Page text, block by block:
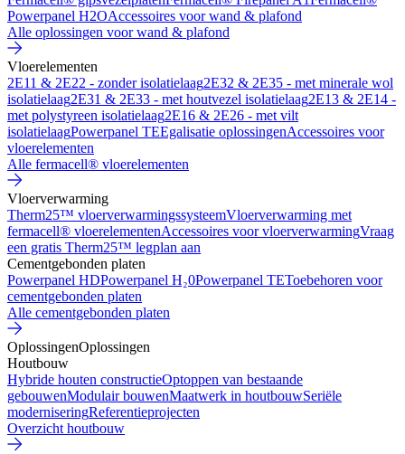
Powerpanel H2OAccessoires voor wand & plafond
Alle oplossingen voor wand & plafond
Vloerelementen
2E11 & 2E22 - zonder isolatielaag2E32 & 2E35 - met minerale wol
isolatielaag2E31 & 2E33 - met houtvezel isolatielaag2E13 & 2E14 -
met polystyreen isolatielaag2E16 & 2E26 - met vilt
isolatielaagPowerpanel TEEgalisatie oplossingenAccessoires voor
vloerelementen
Alle fermacell® vloerelementen
Vloerverwarming
Therm25™ vloerverwarmingssysteemVloerverwarming met
fermacell® vloerelementenAccessoires voor vloerverwarmingVraag
een gratis Therm25™ legplan aan
Cementgebonden platen
Powerpanel HDPowerpanel H₂0Powerpanel TEToebehoren voor
cementgebonden platen
Alle cementgebonden platen
OplossingenOplossingen
Houtbouw
Hybride houten constructieOptoppen van bestaande
gebouwenModulair bouwenMaatwerk in houtbouwSeriële
moderniseringReferentieprojecten
Overzicht houtbouw